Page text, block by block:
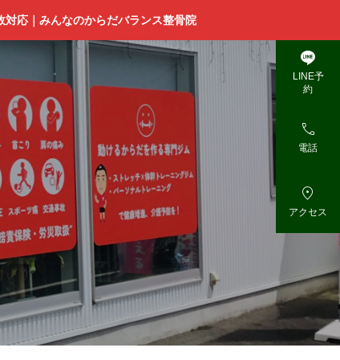
応｜みんなのからだバランス整骨院

LINE予
約

電話

アクセス